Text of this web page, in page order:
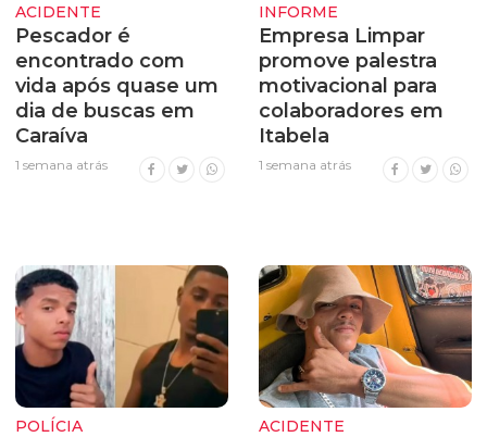
ACIDENTE
Pescador é
encontrado com
vida após quase um
dia de buscas em
Caraíva
1 semana atrás
INFORME
Empresa Limpar
promove palestra
motivacional para
colaboradores em
Itabela
1 semana atrás
POLÍCIA ACIDENTE